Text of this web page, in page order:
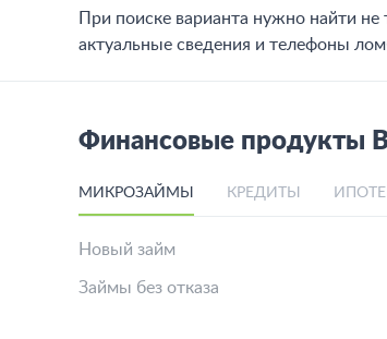
При поиске варианта нужно найти
актуальные сведения и телефоны
Финансовые продукты
МИКРОЗАЙМЫ КРЕДИТЫ
Новый займ
Займы без отказа